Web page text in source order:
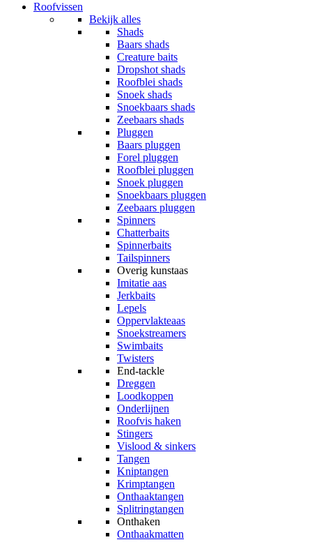
Roofvissen
Bekijk alles
Shads
Baars shads
Creature baits
Dropshot shads
Roofblei shads
Snoek shads
Snoekbaars shads
Zeebaars shads
Pluggen
Baars pluggen
Forel pluggen
Roofblei pluggen
Snoek pluggen
Snoekbaars pluggen
Zeebaars pluggen
Spinners
Chatterbaits
Spinnerbaits
Tailspinners
Overig kunstaas
Imitatie aas
Jerkbaits
Lepels
Oppervlakteaas
Snoekstreamers
Swimbaits
Twisters
End-tackle
Dreggen
Loodkoppen
Onderlijnen
Roofvis haken
Stingers
Vislood & sinkers
Tangen
Kniptangen
Krimptangen
Onthaaktangen
Splitringtangen
Onthaken
Onthaakmatten